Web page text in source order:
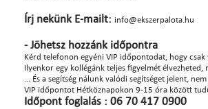
Írj nekünk E-mailt: info@ekszerpalota.hu
- Jöhetsz hozzánk időpontra
Kérd telefonon egyéni VIP időpontodat, hogy
Ilyenkor egy kollégánk teljes figyelmét
... És a segítség nálunk valódi segítséget jelent,
VIP időpontot Hétköznapokon 9-15 óra között
Időpont foglalás : 06 70 417 0900